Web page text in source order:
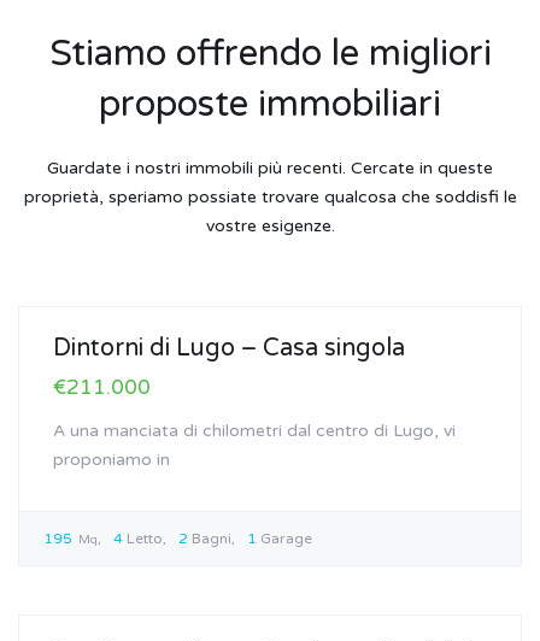
Stiamo offrendo le migliori
proposte immobiliari
Guardate i nostri immobili più recenti. Cercate in queste
proprietà, speriamo possiate trovare qualcosa che soddisfi le
vostre esigenze.
Dintorni di Lugo – Casa singola
€211.000
A una manciata di chilometri dal centro di Lugo, vi
proponiamo in
195 Mq 4 Letto 2 Bagni 1 Garage